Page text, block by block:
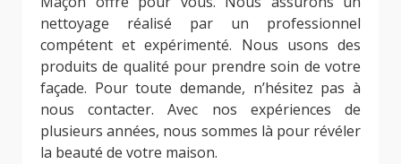
nettoyage réalisé par un professionnel
compétent et expérimenté. Nous usons des
produits de qualité pour prendre soin de votre
façade. Pour toute demande, n’hésitez pas à
nous contacter. Avec nos expériences de
plusieurs années, nous sommes là pour révéler
la beauté de votre maison.